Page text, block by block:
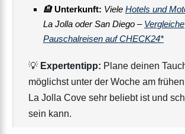
🏨 Unterkunft: Viele Hotels und
La Jolla oder San Diego – Vergleiche
Pauschalreisen auf CHECK24*
💡 Expertentipp: Plane deinen
möglichst unter der Woche am
La Jolla Cove sehr beliebt ist und
sein kann.